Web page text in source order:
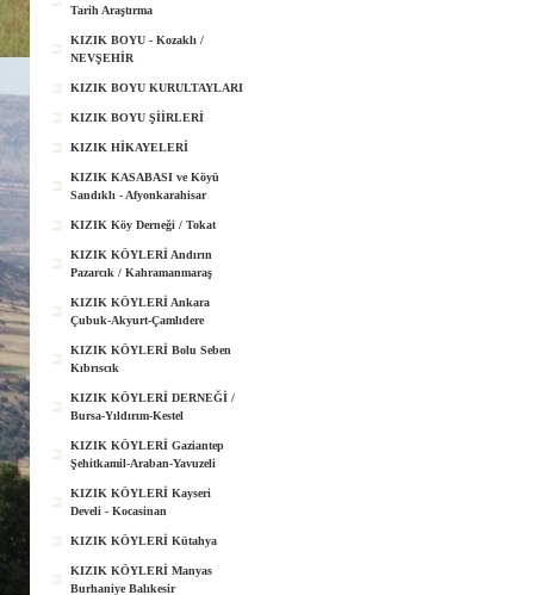
Tarih Araştırma
KIZIK BOYU - Kozaklı /
NEVŞEHİR
KIZIK BOYU KURULTAYLARI
KIZIK BOYU ŞİİRLERİ
KIZIK HİKAYELERİ
KIZIK KASABASI ve Köyü
Sandıklı - Afyonkarahisar
KIZIK Köy Derneği / Tokat
KIZIK KÖYLERİ Andırın
Pazarcık / Kahramanmaraş
KIZIK KÖYLERİ Ankara
Çubuk-Akyurt-Çamlıdere
KIZIK KÖYLERİ Bolu Seben
Kıbrıscık
KIZIK KÖYLERİ DERNEĞİ /
Bursa-Yıldırım-Kestel
KIZIK KÖYLERİ Gaziantep
Şehitkamil-Araban-Yavuzeli
KIZIK KÖYLERİ Kayseri
Develi - Kocasinan
KIZIK KÖYLERİ Kütahya
KIZIK KÖYLERİ Manyas
Burhaniye Balıkesir